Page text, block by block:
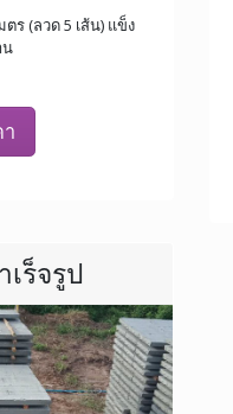
ร (ลวด 5 เส้น) แข็ง
น
ร็จรูป